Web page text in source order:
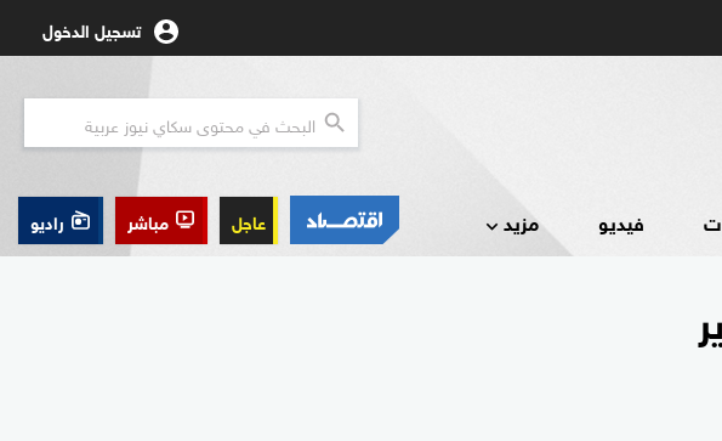
تسجيل الدخول
فيديو مزيد عاجل مباشر راديو